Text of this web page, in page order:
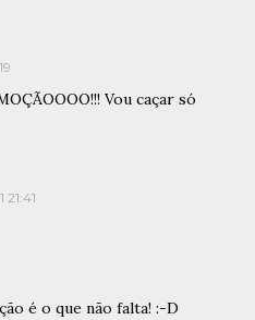
Vou caçar só
21:41
é o que não falta! :-D